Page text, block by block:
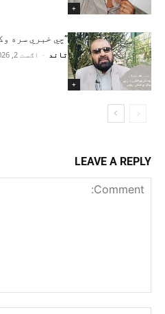
+
+
“چي خبري سره
تاند - اګست 2, 2026
LEAVE A REPLY